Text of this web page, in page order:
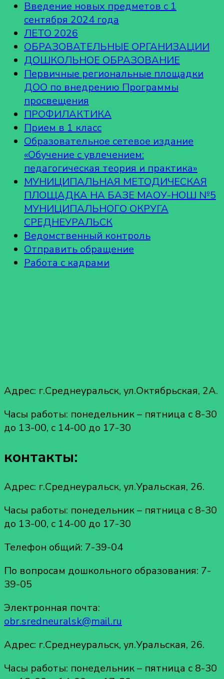
Введение новых предметов с 1
сентября 2024 года
ЛЕТО 2026
ОБРАЗОВАТЕЛЬНЫЕ ОРГАНИЗАЦИИ
ДОШКОЛЬНОЕ ОБРАЗОВАНИЕ
Первичные региональные площадки
ДОО по внедрению Программы
просвещения
ПРОФИЛАКТИКА
Прием в 1 класс
Образовательное сетевое издание
«Обучение с увлечением:
педагогическая теория и практика»
МУНИЦИПАЛЬНАЯ МЕТОДИЧЕСКАЯ
ПЛОЩАДКА НА БАЗЕ МАОУ-НОШ №5
МУНИЦИПАЛЬНОГО ОКРУГА
СРЕДНЕУРАЛЬСК
Ведомственный контроль
Отправить обращение
Работа с кадрами
Адрес: г.Среднеуральск, ул.Октябрьская, 2А.
Часы работы: понедельник – пятница с 8-30
до 13-00, с 14-00 до 17-30
контакты:
Адрес: г.Среднеуральск, ул.Уральская, 26.
Часы работы: понедельник – пятница с 8-30
до 13-00, с 14-00 до 17-30
Телефон общий: 7-39-04
По вопросам дошкольного образования: 7-
39-05
Электронная почта:
obr.sredneuralsk@mail.ru
Адрес: г.Среднеуральск, ул.Уральская, 26.
Часы работы: понедельник – пятница с 8-30